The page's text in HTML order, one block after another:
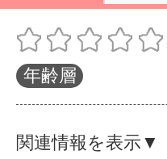
年齢層
関連情報を表示▼